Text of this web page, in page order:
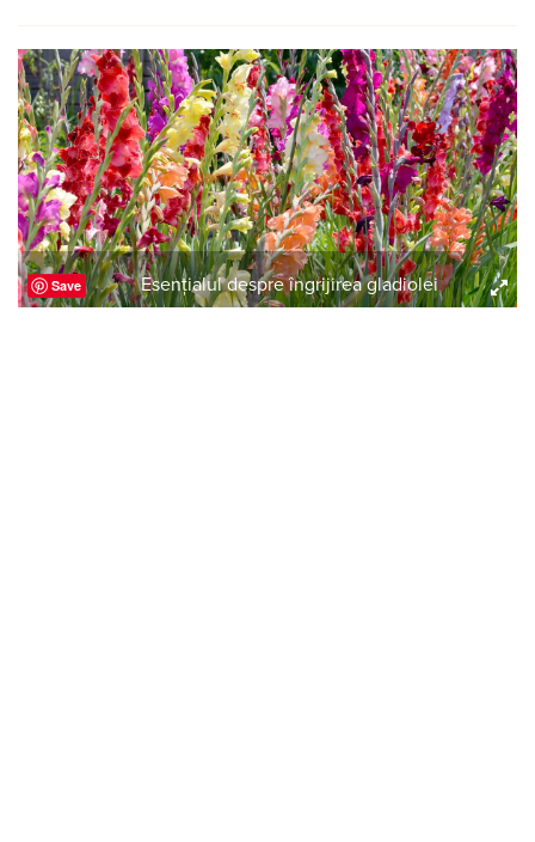
Save Esenţialul despre îngrijirea gladiolei